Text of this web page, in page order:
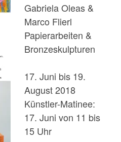
Gabriela Oleas &
Marco Flierl
Papierarbeiten &
Bronzeskulpturen
17. Juni bis 19.
August 2018
Künstler-Matinee:
17. Juni von 11 bis
15 Uhr